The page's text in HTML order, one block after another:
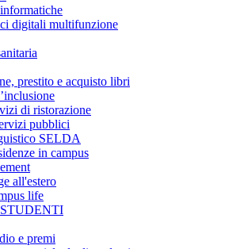
digitali multifunzione
prestito e acquisto libri
di ristorazione
pubblici
SELDA
in campus
all'estero
life
e premi